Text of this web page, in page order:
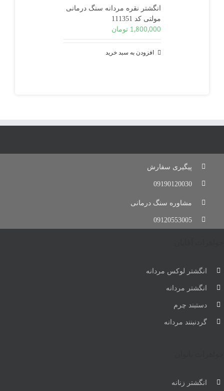
انگشتر نقره مردانه سنگ درمانی
مولتی کد 111351
1,800,000 تومان
افزودن به سبد خرید
پیگیری سفارش
09190120030
مشاوره سنگ درمانی
09120553005
انگشتر لوکس مردانه
انگشتر مردانه
دستبند چرم
گردنبنند مردانه
انگشتر زنانه